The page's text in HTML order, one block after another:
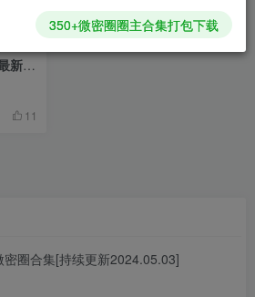
新
11
密圈合集[持续更新2024.05.03]
350+微密圈圈主合集打包下载